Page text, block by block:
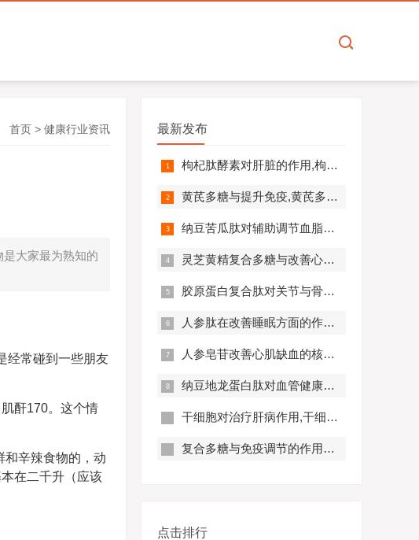
首页 > 健康行业资讯
大家最为熟知的
经常碰到一些朋友
酐170。这个情
和辛辣食物的，动
在二千升（应该
最新发布
枸杞肽酵素对肝脏的作用,枸杞肽酵素护肝解毒效果好吗？
黄芪多糖与提升免疫,黄芪多糖对免疫相关疾病营养干预价值分析！
纳豆苦瓜肽对辅助调节血脂血压的作用机制,应用效果如何？
灵芝黄精复合多糖与改善心肺功能的机制及临床应用分析
胶原蛋白复合肽对关节与骨骼的作用,胶原蛋白复合肽效果怎么样?
人参肽在改善睡眠方面的作用机制及应用分析
人参皂苷改善心肌缺血的核心机制,应用效果怎么样？
纳豆地龙蛋白肽对血管健康的好处,纳豆地龙蛋白肽对预防心脑血管疾病有帮助吗？
干细胞对治疗肝病作用,干细胞对肝硬化有作用吗?
复合多糖与免疫调节的作用原理及优势分析
点击排行